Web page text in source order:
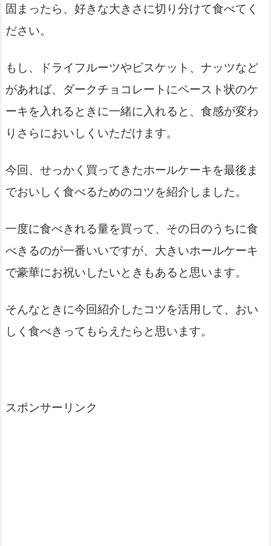
固まったら、好きな大きさに切り分けて食べてく
ださい。
もし、ドライフルーツやビスケット、ナッツなど
があれば、ダークチョコレートにペースト状のケ
ーキを入れるときに一緒に入れると、食感が変わ
りさらにおいしくいただけます。
今回、せっかく買ってきたホールケーキを最後ま
でおいしく食べるためのコツを紹介しました。
一度に食べきれる量を買って、その日のうちに食
べきるのが一番いいですが、大きいホールケーキ
で豪華にお祝いしたいときもあると思います。
そんなときに今回紹介したコツを活用して、おい
しく食べきってもらえたらと思います。
スポンサーリンク